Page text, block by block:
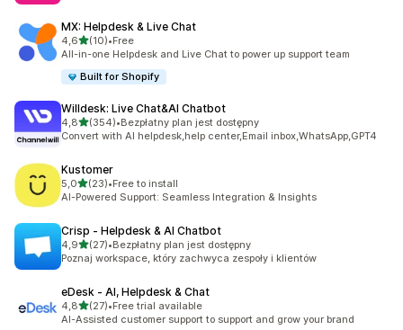
MX: Helpdesk & Live Chat
4,6na 5 gwiazdek
(10)
Łączna liczba recenzji: 10
•Free
All-in-one Helpdesk and Live Chat to power up support team
Built for Shopify
Willdesk: Live Chat&AI Chatbot
4,8na 5 gwiazdek
(354)
Łączna liczba recenzji: 354
•Bezpłatny plan jest dostępny
Convert with AI helpdesk,help center,Email inbox,WhatsApp,GPT4
Kustomer
5,0na 5 gwiazdek
(23)
Łączna liczba recenzji: 23
•Free to install
AI-Powered Support: Seamless Integration & Insights
Crisp ‑ Helpdesk & AI Chatbot
4,9na 5 gwiazdek
(27)
Łączna liczba recenzji: 27
•Bezpłatny plan jest dostępny
Poznaj workspace, który zachwyca zespoły i klientów
eDesk ‑ AI, Helpdesk & Chat
4,8na 5 gwiazdek
(27)
Łączna liczba recenzji: 27
•Free trial available
AI-Assisted customer support to support and grow your brand